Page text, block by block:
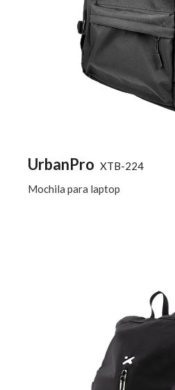
UrbanPro XTB-224
Mochila para laptop